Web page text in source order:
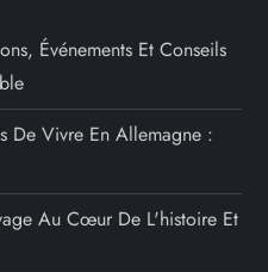
Événements Et Conseils
De Vivre En Allemagne :
Au Cœur De L'histoire Et